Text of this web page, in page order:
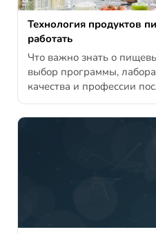
Технология продуктов
работать
Что важно знать о
выбор программы,
качества и профессии